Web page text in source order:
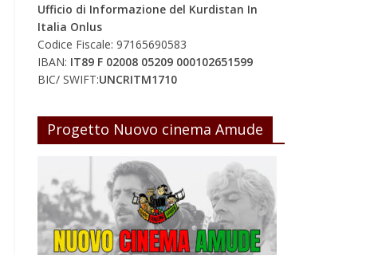
Ufficio di Informazione del Kurdistan In
Italia Onlus
Codice Fiscale: 97165690583
IBAN: IT89 F 02008 05209 000102651599
BIC/ SWIFT:UNCRITM1710
Progetto Nuovo cinema Amude